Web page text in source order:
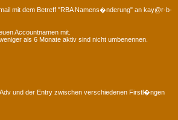
mit dem Betreff "RBA Namens�nderung" an kay@r-b-
Accountnamen mit.
als 6 Monate aktiv sind nicht umbenennen.
und der Entry zwischen verschiedenen Firstl�ngen